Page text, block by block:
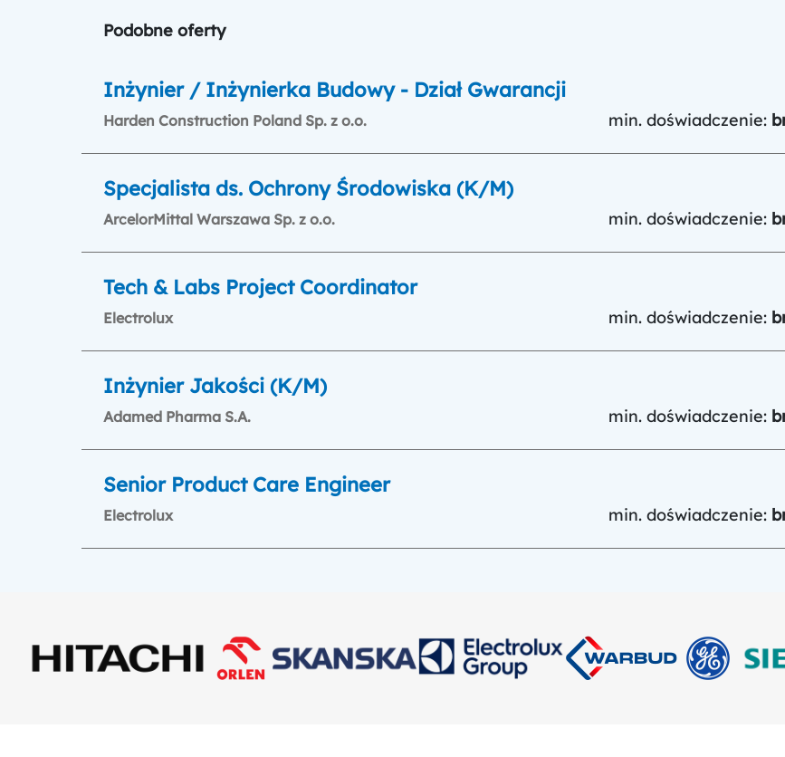
Podobne oferty
Inżynier / Inżynierka Budowy - Dział Gwarancji
Harden Construction Poland Sp. z o.o.
min. doświadczenie:
Specjalista ds. Ochrony Środowiska (K/M)
ArcelorMittal Warszawa Sp. z o.o.
min. doświadczenie:
Tech & Labs Project Coordinator
Electrolux
min. doświadczenie:
Inżynier Jakości (K/M)
Adamed Pharma S.A.
min. doświadczenie:
Senior Product Care Engineer
Electrolux
min. doświadczenie: